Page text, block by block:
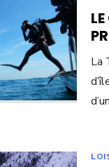
La